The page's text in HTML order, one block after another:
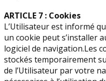
ARTICLE 7 : Cookies
L’Utilisateur est informé
un cookie peut s’installer
logiciel de navigation.Les
stockés temporairement
de l’Utilisateur par votre